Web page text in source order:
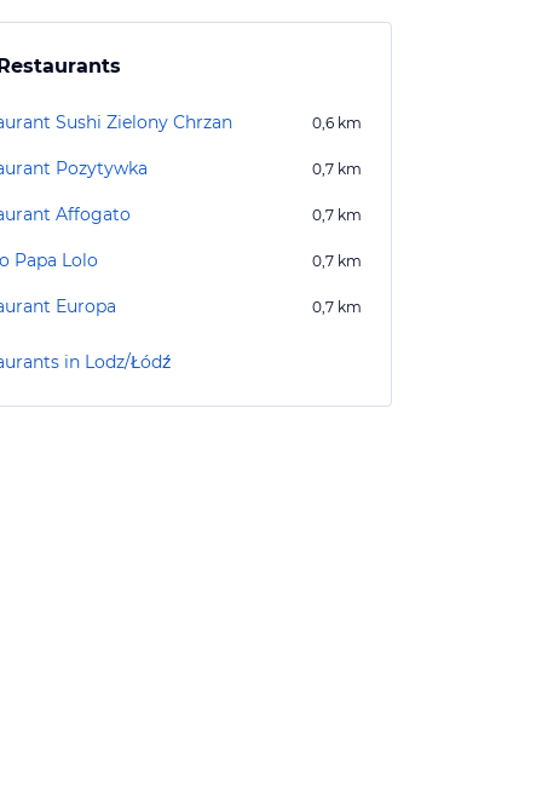
Sushi Zielony Chrzan 0,6 km
Pozytywka 0,7 km
Affogato 0,7 km
Papa Lolo 0,7 km
Europa 0,7 km
in Lodz/Łódź